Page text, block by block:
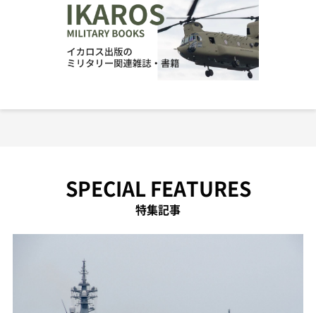
SPECIAL FEATURES
特集記事